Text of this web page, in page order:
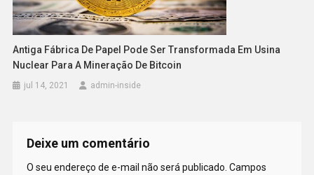
Antiga Fábrica De Papel Pode Ser Transformada Em Usina
Nuclear Para A Mineração De Bitcoin
jul 14, 2021 admin-inside
Deixe um comentário
O seu endereço de e-mail não será publicado. Campos